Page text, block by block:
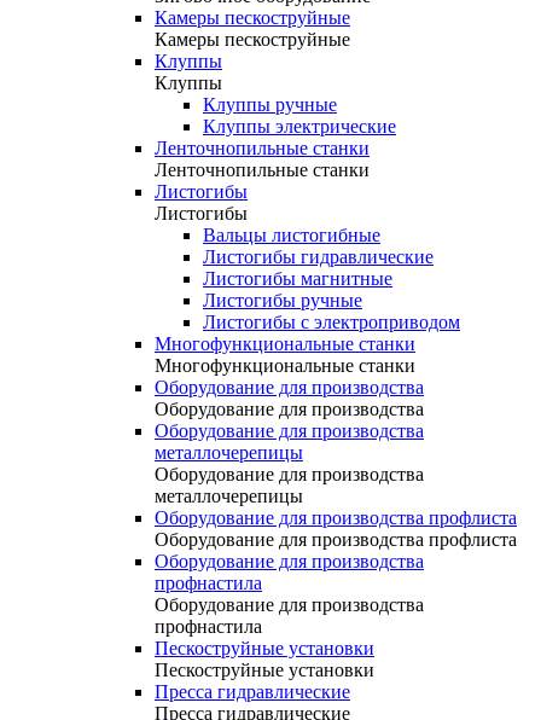
Камеры пескоструйные
Камеры пескоструйные
Клуппы
Клуппы
Клуппы ручные
Клуппы электрические
Ленточнопильные станки
Ленточнопильные станки
Листогибы
Листогибы
Вальцы листогибные
Листогибы гидравлические
Листогибы магнитные
Листогибы ручные
Листогибы с электроприводом
Многофункциональные станки
Многофункциональные станки
Оборудование для производства
Оборудование для производства
Оборудование для производства
металлочерепицы
Оборудование для производства
металлочерепицы
Оборудование для производства профлиста
Оборудование для производства профлиста
Оборудование для производства
профнастила
Оборудование для производства
профнастила
Пескоструйные установки
Пескоструйные установки
Пресса гидравлические
Пресса гидравлические